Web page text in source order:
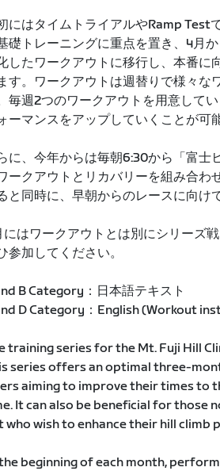
にはタイムトライアルやRamp Test
礎トレーニングに重点を置き、4月
したワークアウトに移行し、本番に
す。ワークアウトは週替りで様々な
毎週2つのワークアウトを用意して
ーマンスをアップしていくことが可
に、今年からは毎朝6:30から「富士
ークアウトとリカバリーを組み合わ
と同時に、早朝からのレースに向け
にはワークアウトとは別にシリーズ
参加してください。
B Category：日本語テキスト
D Category：English (Workout
training series for the Mt. Fuji Hill
series offers an optimal three-
aiming to improve their times to
It can also be beneficial for those
who wish to enhance their hill climb
beginning of each month,